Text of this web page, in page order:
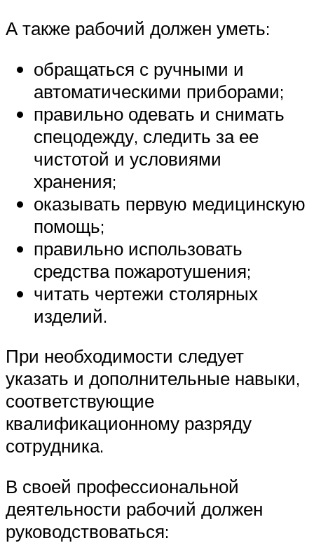
А также рабочий должен уметь:
обращаться с ручными и
автоматическими приборами;
правильно одевать и снимать
спецодежду, следить за ее
чистотой и условиями
хранения;
оказывать первую медицинскую
помощь;
правильно использовать
средства пожаротушения;
читать чертежи столярных
изделий.
При необходимости следует
указать и дополнительные навыки,
соответствующие
квалификационному разряду
сотрудника.
В своей профессиональной
деятельности рабочий должен
руководствоваться: